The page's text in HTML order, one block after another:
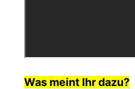
Was meint Ihr dazu?